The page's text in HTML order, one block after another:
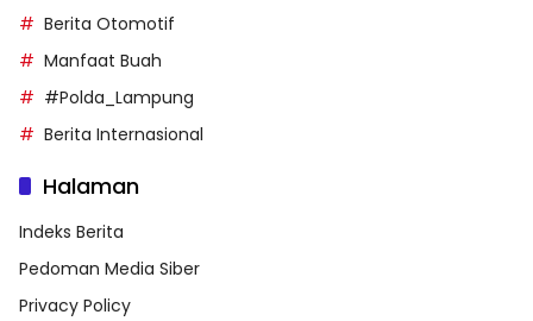
Berita Otomotif
Manfaat Buah
#Polda_Lampung
Berita Internasional
Halaman
Indeks Berita
Pedoman Media Siber
Privacy Policy